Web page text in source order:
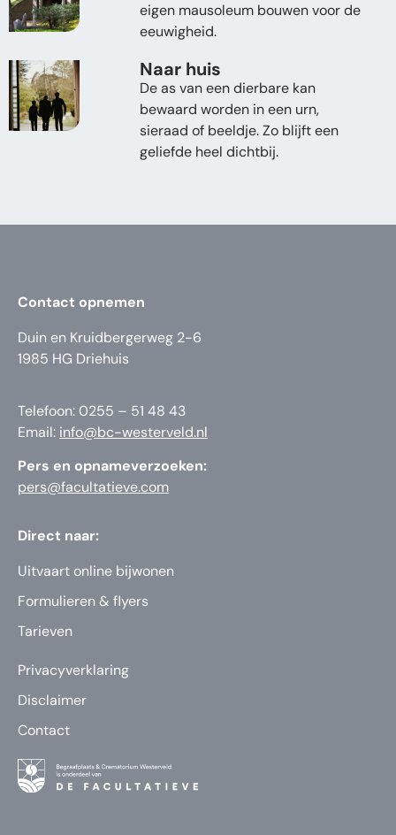
eigen mausoleum bouwen voor de
eeuwigheid.
Naar huis
De as van een dierbare kan
bewaard worden in een urn,
sieraad of beeldje. Zo blijft een
geliefde heel dichtbij.
Contact opnemen
Duin en Kruidbergerweg 2-6
1985 HG Driehuis
Telefoon: 0255 – 51 48 43
Email: info@bc-westerveld.nl
Pers en opnameverzoeken:
pers@facultatieve.com
Direct naar:
Uitvaart online bijwonen
Formulieren & flyers
Tarieven
Privacyverklaring
Disclaimer
Contact